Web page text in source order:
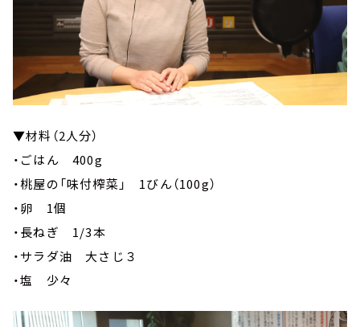
▼材料（2人分）
・ごはん 400g
・桃屋の「味付榨菜」 1びん（100g）
・卵 1個
・長ねぎ 1/3本
・サラダ油 大さじ３
・塩 少々